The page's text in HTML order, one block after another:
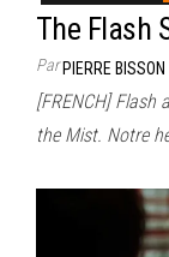
The Flash
ParPIERRE BISSON
[FRENCH] Flash
the Mist. Notre